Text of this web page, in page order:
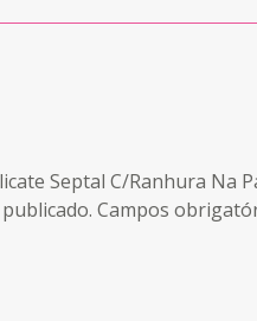
Septal C/Ranhura Na
Campos